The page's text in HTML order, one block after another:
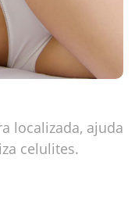
localizada, ajuda
celulites.